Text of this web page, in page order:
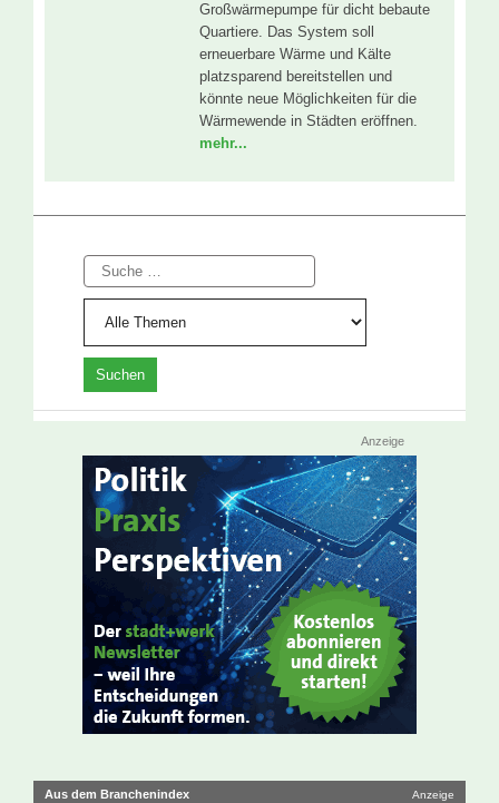
Großwärmepumpe für dicht bebaute
Quartiere. Das System soll
erneuerbare Wärme und Kälte
platzsparend bereitstellen und
könnte neue Möglichkeiten für die
Wärmewende in Städten eröffnen.
mehr...
Suche
Anzeige
Aus dem Branchenindex Anzeige